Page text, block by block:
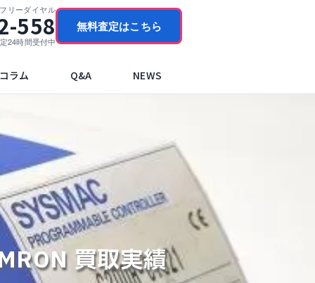
リーダイヤル
558
24時間受付中
無料査定はこちら
ラム Q&A NEWS
買取実績